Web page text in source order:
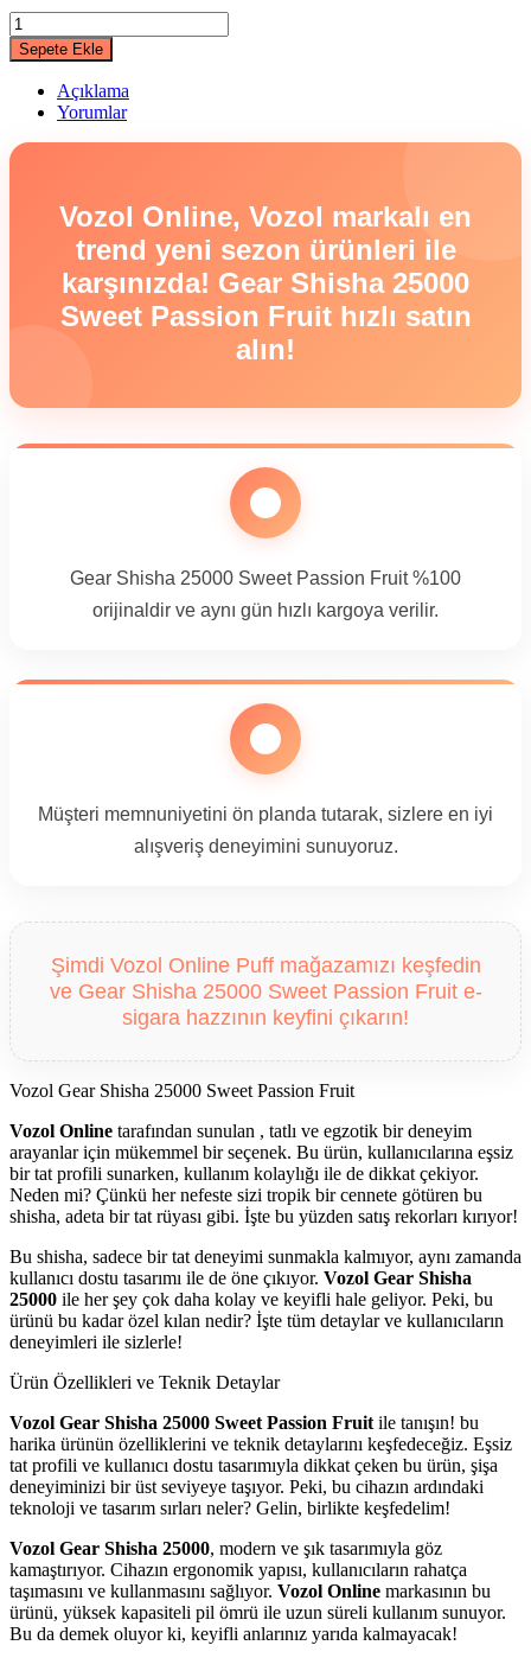
Gear
Shisha
25000
Sweet
Passion
quantity
Sepete Ekle
Açıklama
Yorumlar
Vozol Online, Vozol markalı en
trend yeni sezon ürünleri ile
karşınızda! Gear Shisha 25000
Sweet Passion Fruit hızlı satın
alın!
Gear Shisha 25000 Sweet Passion Fruit %100
orijinaldir ve aynı gün hızlı kargoya verilir.
Müşteri memnuniyetini ön planda tutarak, sizlere en iyi
alışveriş deneyimini sunuyoruz.
Şimdi Vozol Online Puff mağazamızı keşfedin
ve Gear Shisha 25000 Sweet Passion Fruit e-
sigara hazzının keyfini çıkarın!
Vozol Gear Shisha 25000 Sweet Passion Fruit
Vozol Online tarafından sunulan , tatlı ve egzotik bir deneyim
arayanlar için mükemmel bir seçenek. Bu ürün, kullanıcılarına eşsiz
bir tat profili sunarken, kullanım kolaylığı ile de dikkat çekiyor.
Neden mi? Çünkü her nefeste sizi tropik bir cennete götüren bu
shisha, adeta bir tat rüyası gibi. İşte bu yüzden satış rekorları kırıyor!
Bu shisha, sadece bir tat deneyimi sunmakla kalmıyor, aynı zamanda
kullanıcı dostu tasarımı ile de öne çıkıyor. Vozol Gear Shisha
25000 ile her şey çok daha kolay ve keyifli hale geliyor. Peki, bu
ürünü bu kadar özel kılan nedir? İşte tüm detaylar ve kullanıcıların
deneyimleri ile sizlerle!
Ürün Özellikleri ve Teknik Detaylar
Vozol Gear Shisha 25000 Sweet Passion Fruit ile tanışın! bu
harika ürünün özelliklerini ve teknik detaylarını keşfedeceğiz. Eşsiz
tat profili ve kullanıcı dostu tasarımıyla dikkat çeken bu ürün, şişa
deneyiminizi bir üst seviyeye taşıyor. Peki, bu cihazın ardındaki
teknoloji ve tasarım sırları neler? Gelin, birlikte keşfedelim!
Vozol Gear Shisha 25000, modern ve şık tasarımıyla göz
kamaştırıyor. Cihazın ergonomik yapısı, kullanıcıların rahatça
taşımasını ve kullanmasını sağlıyor. Vozol Online markasının bu
ürünü, yüksek kapasiteli pil ömrü ile uzun süreli kullanım sunuyor.
Bu da demek oluyor ki, keyifli anlarınız yarıda kalmayacak!